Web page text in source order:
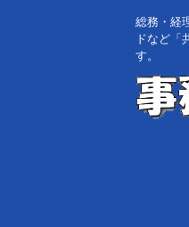
総務・経
ドなど「
す。